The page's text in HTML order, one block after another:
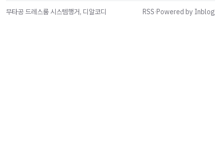
무타공 드레스룸 시스템행거, 디알코디 RSS·Powered by Inblog